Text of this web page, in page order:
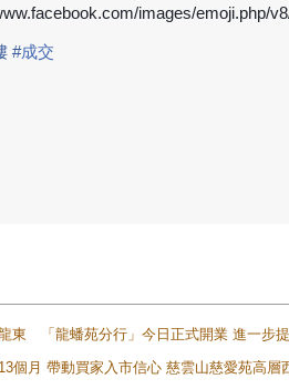
#成交
東 「龍蟠苑分行」今日正式開業 進一步
個月 帶動買家入市信心 慈雲山慈愛苑高層